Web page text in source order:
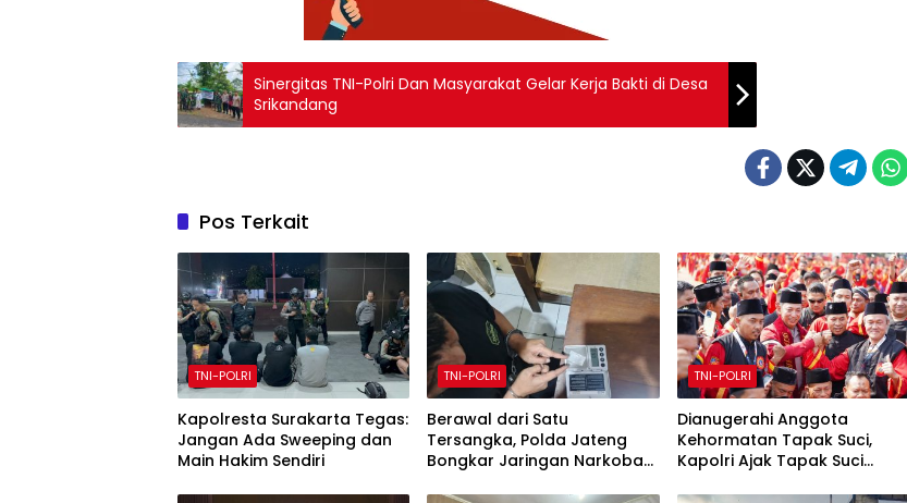
Sinergitas TNI-Polri Dan Masyarakat Gelar Kerja Bakti di Desa
Srikandang
Pos Terkait
TNI-POLRI
Kapolresta Surakarta Tegas:
Jangan Ada Sweeping dan
Main Hakim Sendiri
TNI-POLRI
Berawal dari Satu
Tersangka, Polda Jateng
Bongkar Jaringan Narkoba
TNI-POLRI
Dianugerahi Anggota
Kehormatan Tapak Suci,
Kapolri Ajak Tapak Suci